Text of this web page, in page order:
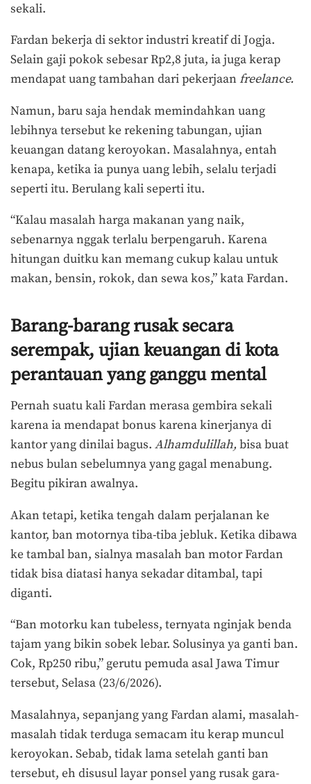
sekali.
Fardan bekerja di sektor industri kreatif di Jogja.
Selain gaji pokok sebesar Rp2,8 juta, ia juga kerap
mendapat uang tambahan dari pekerjaan freelance.
Namun, baru saja hendak memindahkan uang
lebihnya tersebut ke rekening tabungan, ujian
keuangan datang keroyokan. Masalahnya, entah
kenapa, ketika ia punya uang lebih, selalu terjadi
seperti itu. Berulang kali seperti itu.
“Kalau masalah harga makanan yang naik,
sebenarnya nggak terlalu berpengaruh. Karena
hitungan duitku kan memang cukup kalau untuk
makan, bensin, rokok, dan sewa kos,” kata Fardan.
Barang-barang rusak secara
serempak, ujian keuangan di kota
perantauan yang ganggu mental
Pernah suatu kali Fardan merasa gembira sekali
karena ia mendapat bonus karena kinerjanya di
kantor yang dinilai bagus. Alhamdulillah, bisa buat
nebus bulan sebelumnya yang gagal menabung.
Begitu pikiran awalnya.
Akan tetapi, ketika tengah dalam perjalanan ke
kantor, ban motornya tiba-tiba jebluk. Ketika dibawa
ke tambal ban, sialnya masalah ban motor Fardan
tidak bisa diatasi hanya sekadar ditambal, tapi
diganti.
“Ban motorku kan tubeless, ternyata nginjak benda
tajam yang bikin sobek lebar. Solusinya ya ganti ban.
Cok, Rp250 ribu,” gerutu pemuda asal Jawa Timur
tersebut, Selasa (23/6/2026).
Masalahnya, sepanjang yang Fardan alami, masalah-
masalah tidak terduga semacam itu kerap muncul
keroyokan. Sebab, tidak lama setelah ganti ban
tersebut, eh disusul layar ponsel yang rusak gara-